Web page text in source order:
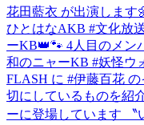
花田藍衣 が出演します
ひとはなAKB #文化放
ーKB👑🐾 4人目のメン
和のニャーKB #妖怪ウ
FLASH に #伊藤百花
切にしているものを紹
ーに登場しています